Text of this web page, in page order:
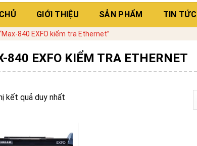
GIỚI THIỆU SẢN PHẨM TIN TỨC
840 EXFO kiểm tra Ethernet”
840 EXFO KIỂM TRA ETHERNET
kết quả duy nhất